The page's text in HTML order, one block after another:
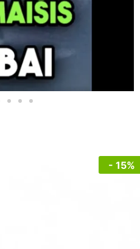
- 15%